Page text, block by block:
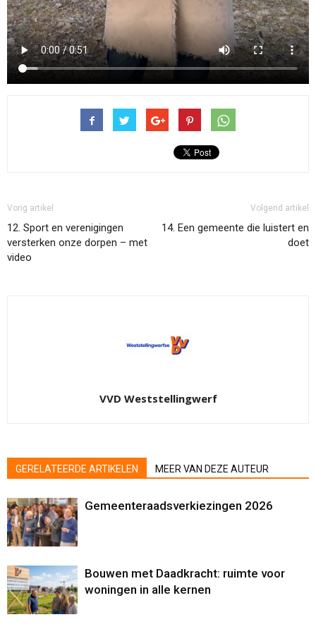
Vorig artikel
12.⁠ ⁠Sport en verenigingen
versterken onze dorpen – met
video
Volgend artikel
14.⁠ ⁠Een gemeente die luistert en
doet
VVD Weststellingwerf
GERELATEERDE ARTIKELEN MEER VAN DEZE AUTEUR
Gemeenteraadsverkiezingen 2026
Bouwen met Daadkracht: ruimte voor
woningen in alle kernen